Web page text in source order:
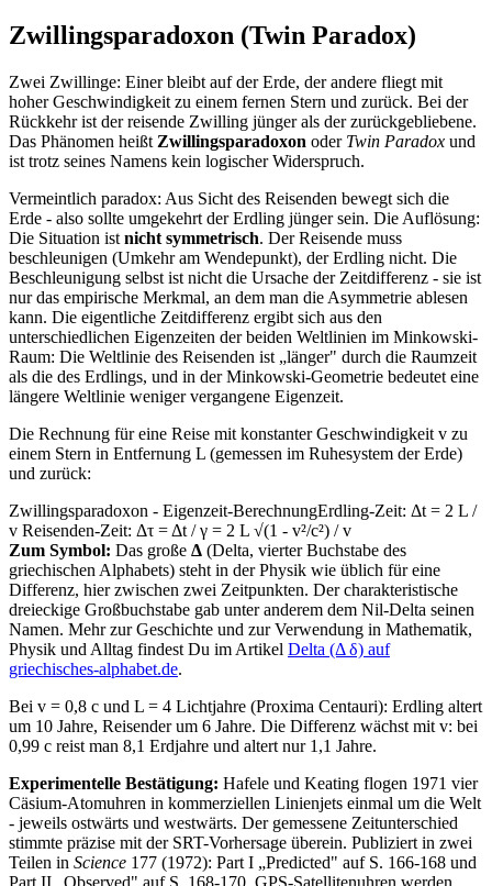
Zwillingsparadoxon (Twin Paradox)
Zwei Zwillinge: Einer bleibt auf der Erde, der andere fliegt mit
hoher Geschwindigkeit zu einem fernen Stern und zurück. Bei der
Rückkehr ist der reisende Zwilling jünger als der zurückgebliebene.
Das Phänomen heißt Zwillingsparadoxon oder Twin Paradox und
ist trotz seines Namens kein logischer Widerspruch.
Vermeintlich paradox: Aus Sicht des Reisenden bewegt sich die
Erde - also sollte umgekehrt der Erdling jünger sein. Die Auflösung:
Die Situation ist nicht symmetrisch. Der Reisende muss
beschleunigen (Umkehr am Wendepunkt), der Erdling nicht. Die
Beschleunigung selbst ist nicht die Ursache der Zeitdifferenz - sie ist
nur das empirische Merkmal, an dem man die Asymmetrie ablesen
kann. Die eigentliche Zeitdifferenz ergibt sich aus den
unterschiedlichen Eigenzeiten der beiden Weltlinien im Minkowski-
Raum: Die Weltlinie des Reisenden ist „länger" durch die Raumzeit
als die des Erdlings, und in der Minkowski-Geometrie bedeutet eine
längere Weltlinie weniger vergangene Eigenzeit.
Die Rechnung für eine Reise mit konstanter Geschwindigkeit v zu
einem Stern in Entfernung L (gemessen im Ruhesystem der Erde)
und zurück:
Zwillingsparadoxon - Eigenzeit-BerechnungErdling-Zeit: Δt = 2 L /
v Reisenden-Zeit: Δτ = Δt / γ = 2 L √(1 - v²/c²) / v
Zum Symbol: Das große Δ (Delta, vierter Buchstabe des
griechischen Alphabets) steht in der Physik wie üblich für eine
Differenz, hier zwischen zwei Zeitpunkten. Der charakteristische
dreieckige Großbuchstabe gab unter anderem dem Nil-Delta seinen
Namen. Mehr zur Geschichte und zur Verwendung in Mathematik,
Physik und Alltag findest Du im Artikel Delta (Δ δ) auf
griechisches-alphabet.de.
Bei v = 0,8 c und L = 4 Lichtjahre (Proxima Centauri): Erdling altert
um 10 Jahre, Reisender um 6 Jahre. Die Differenz wächst mit v: bei
0,99 c reist man 8,1 Erdjahre und altert nur 1,1 Jahre.
Experimentelle Bestätigung: Hafele und Keating flogen 1971 vier
Cäsium-Atomuhren in kommerziellen Linienjets einmal um die Welt
- jeweils ostwärts und westwärts. Der gemessene Zeitunterschied
stimmte präzise mit der SRT-Vorhersage überein. Publiziert in zwei
Teilen in Science 177 (1972): Part I „Predicted" auf S. 166-168 und
Part II „Observed" auf S. 168-170. GPS-Satellitenuhren werden